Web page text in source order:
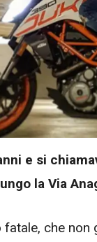
e si
la Via
fatale, che